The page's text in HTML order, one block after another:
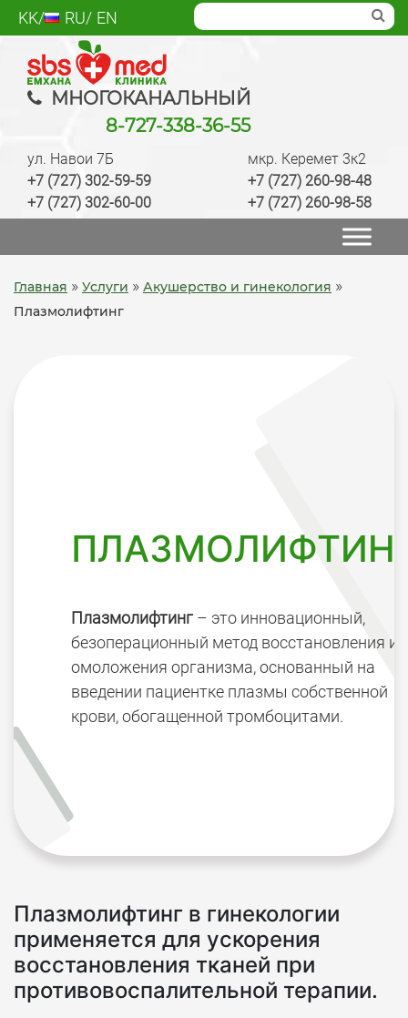
Skip
to
content
KK RU EN
SBS med
Многопрофильный медцентр Алматы,
лаборатория, анализы, диагностика, лечение,
качественно
ул. Навои 7Б
+7 (727) 302-59-59
+7 (727) 302-60-00
мкр. Керемет 3к2
+7 (727) 260-98-48
+7 (727) 260-98-58
МНОГОКАНАЛЬНЫЙ
8-727-338-36-55
Главная » Услуги » Акушерство и гинекология »
Плазмолифтинг
Плазмолифтинг – это инновационный,
безоперационный метод восстановления и
омоложения организма, основанный на
введении пациентке плазмы собственной
крови, обогащенной тромбоцитами.
Плазмолифтинг в гинекологии
применяется для ускорения
восстановления тканей при
противовоспалительной терапии.